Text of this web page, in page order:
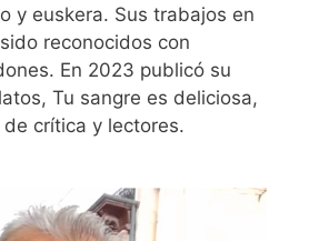
y euskera. Sus trabajos en
reconocidos con
En 2023 publicó su
Tu sangre es deliciosa,
crítica y lectores.